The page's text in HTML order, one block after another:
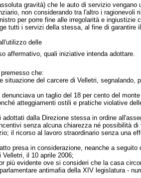
gravità) che le auto di servizio
non considerando tra l'altro i ragionevoli
per porre fine alle irregolarità e
tutti i servizi della stessa, al fine di
delle
affermativo, quali iniziative intenda adottare.
che:
del carcere di Velletri, segnalando,
un taglio del 18 per cento del
atteggiamenti ostili e pratiche violative
dalla Direzione stessa in ordine
senza alcuna chiarezza né possibilità
il ricorso al lavoro straordinario senza una
presa in considerazione, neanche a
il 10 aprile 2006;
più evidente ove si consideri che la casa
antimafia della XIV legislatura -